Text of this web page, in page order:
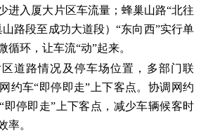
进入厦大片区车流量；蜂巢山路“北往
路段至成功大道段）“东向西”实行单
循环，让车流“动”起来。
道路情况及停车场位置，多部门联
约车“即停即走”上下客点。协调网约
即停即走”上下客点，减少车辆候客时
率。